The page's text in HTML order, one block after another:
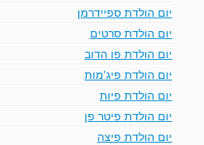
יום הולדת ספיידרמן
יום הולדת סרטים
יום הולדת פו הדוב
יום הולדת פיג'מות
יום הולדת פיות
יום הולדת פיטר פן
יום הולדת פיצה